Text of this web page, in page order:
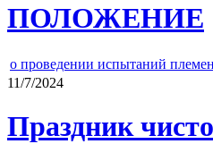
ПОЛОЖЕНИЕ
о проведении испытаний
11/7/2024
Праздник